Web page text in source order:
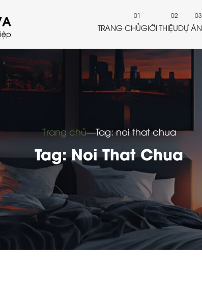
TRANG CHỦGIỚI THIỆUDỰ ÁN
Trang chủ―Tag: noi that chua
Tag: Noi That Chua